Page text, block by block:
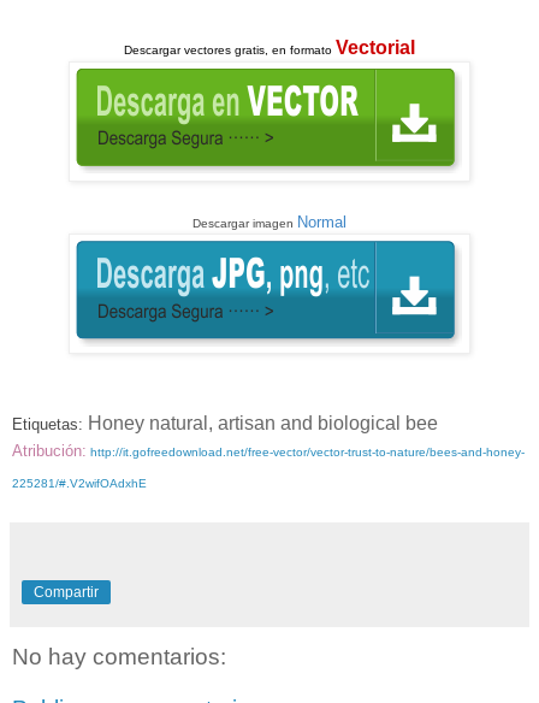
Descargarvectores gratis, en formato Vectorial
Descargar imagen Normal
Etiquetas: Honey natural, artisan and biological bee
Atribución: http://it.gofreedownload.net/free-vector/vector-trust-to-nature/bees-and-honey-
225281/#.V2wifOAdxhE
Compartir
No hay comentarios: